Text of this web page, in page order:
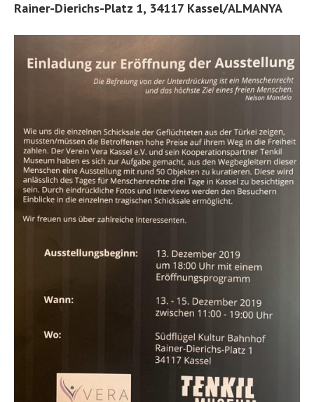
Rainer-Dierichs-Platz 1, 34117 Kassel/ALMANYA